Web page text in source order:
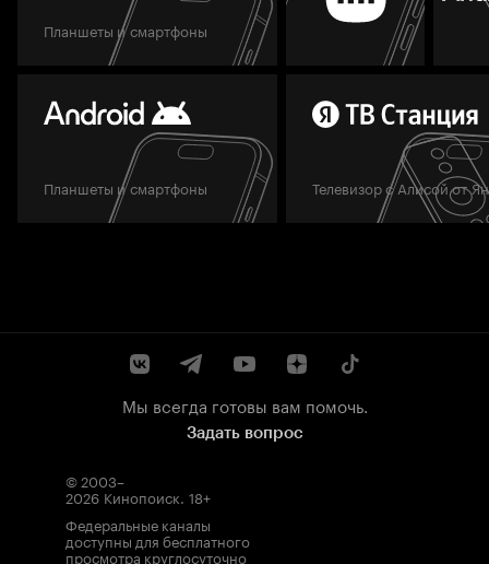
Планшеты и смартфоны
Планшеты и смартфоны Телевизор с Алисой от
Мы всегда готовы вам помочь.
Задать вопрос
© 2003–
2026 Кинопоиск. 18+
Федеральные каналы
доступны для бесплатного
просмотра круглосуточно